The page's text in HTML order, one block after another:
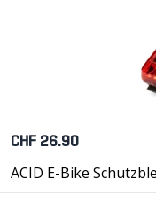
CHF 26.90
ACID E-Bike